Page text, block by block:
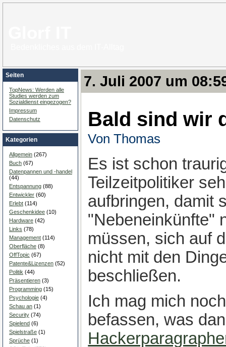
Seiten
TopNews: Werden alle
Studies werden zum
Sozialdienst eingezogen?
Impressum
Datenschutz
Kategorien
Allgemein (267)
Buch (67)
Datenpannen und -handel
(44)
Entspannung (88)
Entwickler (60)
Erlebt (114)
Geschenkidee (10)
Hardware (42)
Links (78)
Management (114)
Oberfläche (8)
OffTopic (67)
Patente&Lizenzen (52)
Politik (44)
Präsentieren (3)
Programming (15)
Psychologie (4)
Schau an (1)
Security (74)
Spielend (6)
Spielstraße (1)
Sprüche (1)
7. Juli 2007 um
Bald sind wir
Von Thomas
Es ist schon
Teilzeitpolitiker
aufbringen, damit
"Nebeneinkünfte"
müssen, sich auf
nicht mit den
beschließen.
Ich mag mich
befassen, was